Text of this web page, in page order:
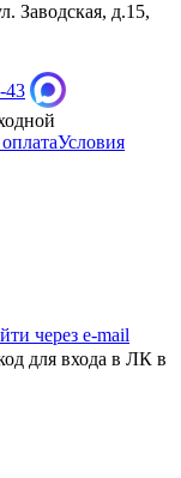
Заводская, д.15,
43
Условия
через e-mail
для входа в ЛК в